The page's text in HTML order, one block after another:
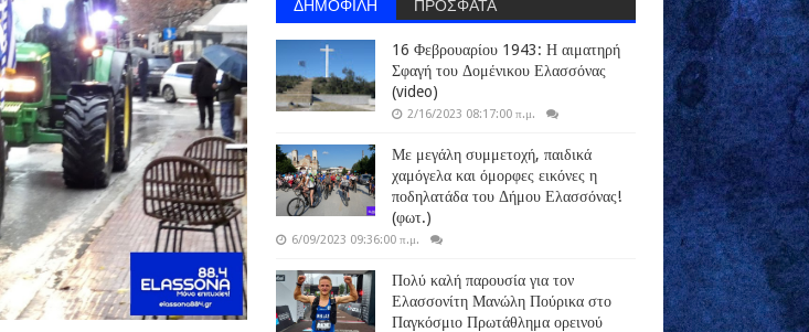
16 Φεβρουαρίου 1943: Η αιματηρή
Σφαγή του Δομένικου Ελασσόνας
(video)
2/16/2023 08:17:00 π.μ.
Με μεγάλη συμμετοχή, παιδικά
χαμόγελα και όμορφες εικόνες η
ποδηλατάδα του Δήμου Ελασσόνας!
(φωτ.)
6/09/2023 09:36:00 π.μ.
Πολύ καλή παρουσία για τον
Ελασσονίτη Μανώλη Πούρικα στο
Παγκόσμιο Πρωτάθλημα ορεινού